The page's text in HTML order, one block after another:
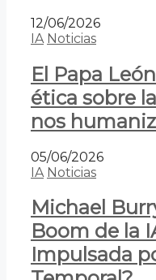
12/06/2026
IA Noticias
El Papa
ética sobre
nos
05/06/2026
IA Noticias
Michael
Boom de la
Impulsada